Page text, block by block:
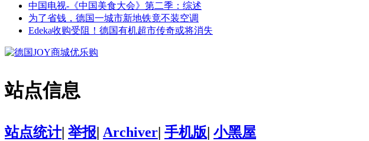
中国电视-《中国美食大会》第二季：综述
为了省钱，德国一城市新地铁竟不装空调
Edeka收购受阻！德国有机超市传奇或将消失
站点信息
站点统计| 举报 Archiver 手机版 小黑屋